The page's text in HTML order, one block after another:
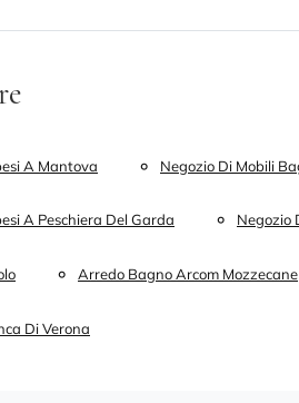
A Mantova Negozio Di Mobili
A Peschiera Del Garda Negozio
Arredo Bagno Arcom Mozzecane
Di Verona